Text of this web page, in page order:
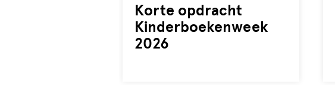
Korte opdracht
Kinderboekenweek
2026